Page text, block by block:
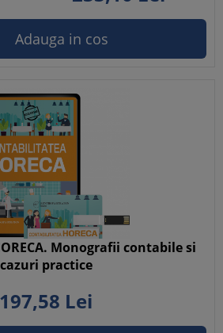
Adauga in cos
Monografii contabile si
cazuri practice
197,58 Lei